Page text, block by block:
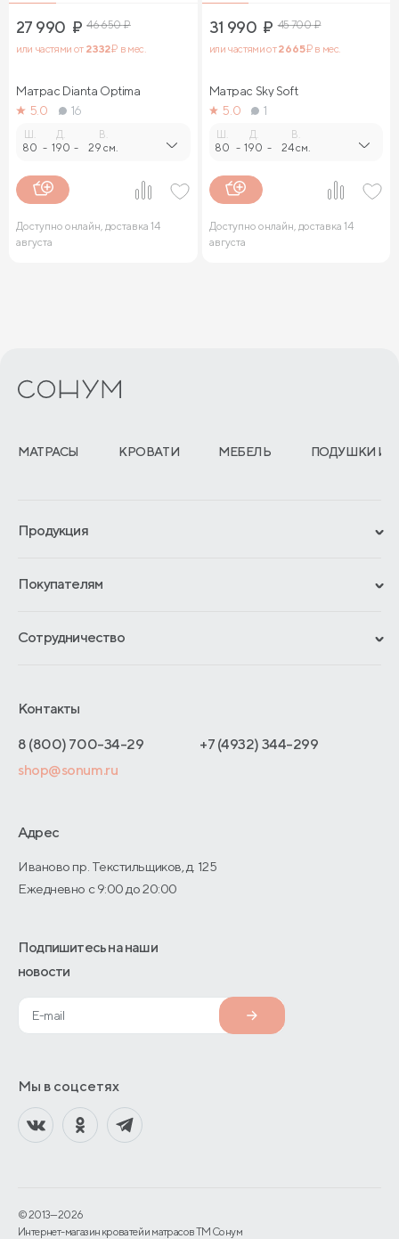
27 990 ₽ 46 650₽
или частями от 2 332₽ в мес.
Матрас Dianta Optima
5.0
16
80 -
Д.
190 -
В.
29 см.
Доступно онлайн, доставка 14
августа
31 990 ₽ 45 700₽
или частями от2 665₽ в мес.
Матрас Sky Soft
5.0
1
80 -
Д.
190 -
В.
24 см.
Доступно онлайн, доставка 14
августа
МАТРАСЫ КРОВАТИ МЕБЕЛЬ ПОДУШКИ И
Продукция
Гарантии
Отзывы покупателей
Покупателям
Обмен и возврат
Как оформить заказ
Адреса магазинов
Договор-оферты
Сотрудничество
Отельерам
Оптовые продажи
О производстве
Контакты
8 (800) 700-34-29
+7 (4932) 344-299
shop@sonum.ru
Адрес
Иваново пр. Текстильщиков, д. 125
Ежедневно с 9:00 до 20:00
Подпишитесь на наши
новости
Мы в соцсетях
© 2013—2026
Интернет-магазин кроватей и матрасов TM Сонум